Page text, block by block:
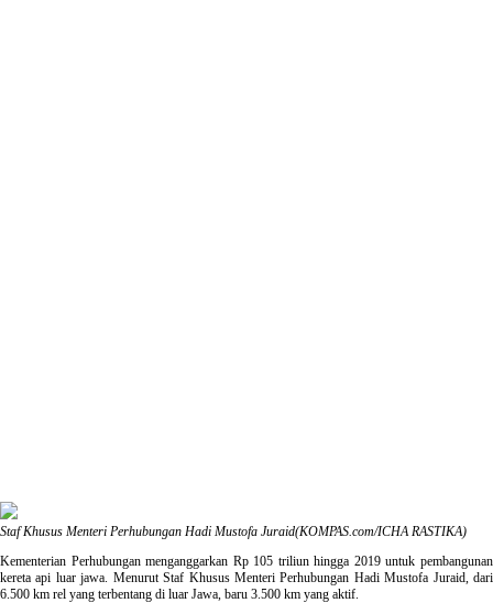
Staf Khusus Menteri Perhubungan Hadi Mustofa Juraid(KOMPAS.com/ICHA RASTIKA)
Kementerian Perhubungan menganggarkan Rp 105 triliun hingga 2019 untuk pembangunan
kereta api luar jawa. Menurut Staf Khusus Menteri Perhubungan Hadi Mustofa Juraid, dari
6.500 km rel yang terbentang di luar Jawa, baru 3.500 km yang aktif.